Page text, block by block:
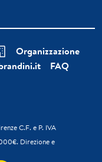
Organizzazione
FAQ
C.F. e P. IVA
Direzione e